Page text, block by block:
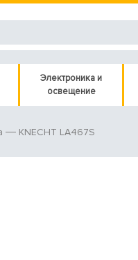
Электроника и
освещение
KNECHT LA467S